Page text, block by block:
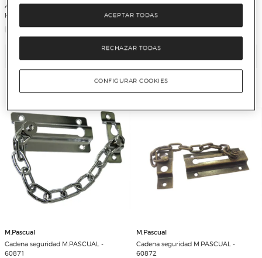
Aldabilla Hierro Negro 50 mm + 2
Hembrillas
Cadena seguridad M.PASCUAL -
60870
M.Pascual
Cadena seguridad M.PASCUAL -
60871
M.Pascual
Cadena seguridad M.PASCUAL -
60872
RECHAZAR TODAS
ACEPTAR TODAS
CONFIGURAR COOKIES